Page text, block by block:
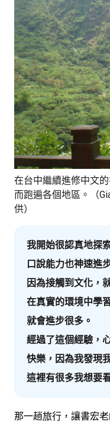
在台中繼續進修中文
而跑遍各個地區。（
供）
我開始很認真地探
口說能力也神速進
因為接觸到文化，
在真實的環境中學
就會進步很多。
經過了這個經驗，
快樂，因為我發現
這裡有很多我想要
那一趟旅行，讓書宏